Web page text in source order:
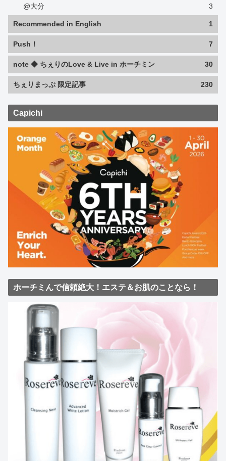
@大分
3
Recommended in English 1
Push！ 7
note ◆ ちぇりのLove & Live in ホーチミン 30
ちぇりまっぷ 限定記事 230
Capichi
ホーチミんで信頼絶大！エステ＆お肌のことなら！